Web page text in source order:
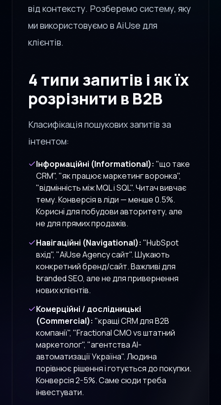
від контексту. Розберемо систему, яку
ми використовуємо в AiUse для
клієнтів.
4 типи запитів і як їх
розрізнити в B2B
Класифікація пошукових запитів за
інтентом:
Інформаційні (Informational): "що таке
CRM", "як працює маркетинг воронка",
"відмінність між MQL і SQL". Читач вивчає
тему. Конверсія в ліди — менше 0.5%.
Корисні для побудови авторитету, але
не для прямих продажів.
Навігаційні (Navigational): "HubSpot
вхід", "AiUse Agency сайт". Шукають
конкретний бренд/сайт. Важливі для
branded SEO, але не для привернення
нових клієнтів.
Комерційні / дослідницькі
(Commercial): "кращі CRM для B2B
компанії", "Fractional CMO vs штатний
маркетолог", "агентства AI-
автоматизації Україна". Людина
порівнює рішення і готується до покупки.
Конверсія 2-5%. Саме сюди треба
інвестувати.